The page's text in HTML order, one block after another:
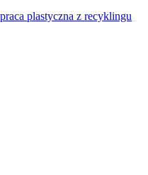
plastyczna z recyklingu